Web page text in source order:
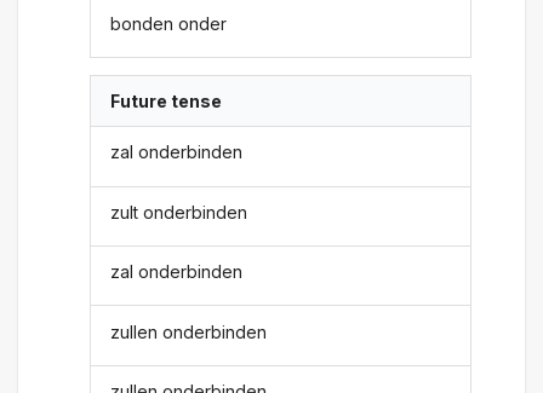
bonden onder
Future tense
zal onderbinden
zult onderbinden
zal onderbinden
zullen onderbinden